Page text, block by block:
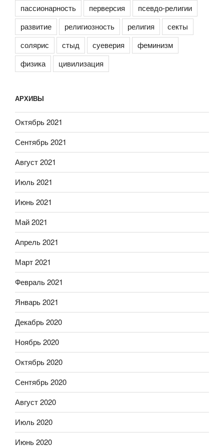
пассионарность перверсия
псевдо-религии
развитие
религиозность религия
секты
солярис
стыд суеверия
феминизм
физика
цивилизация
АРХИВЫ
Октябрь 2021
Сентябрь 2021
Август 2021
Июль 2021
Июнь 2021
Май 2021
Апрель 2021
Март 2021
Февраль 2021
Январь 2021
Декабрь 2020
Ноябрь 2020
Октябрь 2020
Сентябрь 2020
Август 2020
Июль 2020
Июнь 2020